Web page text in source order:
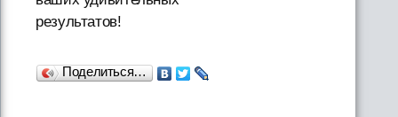
результатов!
Поделиться…